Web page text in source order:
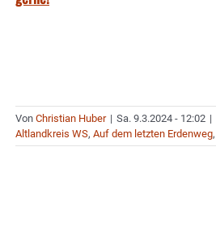
Von Christian Huber | Sa. 9.3.2024 - 12:02 |
Altlandkreis WS, Auf dem letzten Erdenweg,